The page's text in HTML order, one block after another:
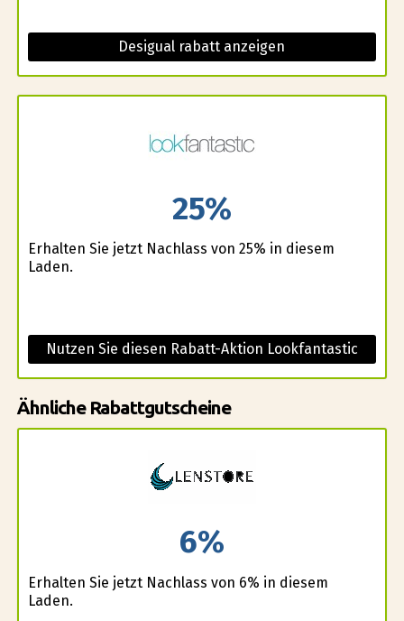
Desigual rabatt anzeigen
25%
Erhalten Sie jetzt Nachlass von 25% in diesem
Laden.
Nutzen Sie diesen Rabatt-Aktion Lookfantastic
Ähnliche Rabattgutscheine
6%
Erhalten Sie jetzt Nachlass von 6% in diesem
Laden.